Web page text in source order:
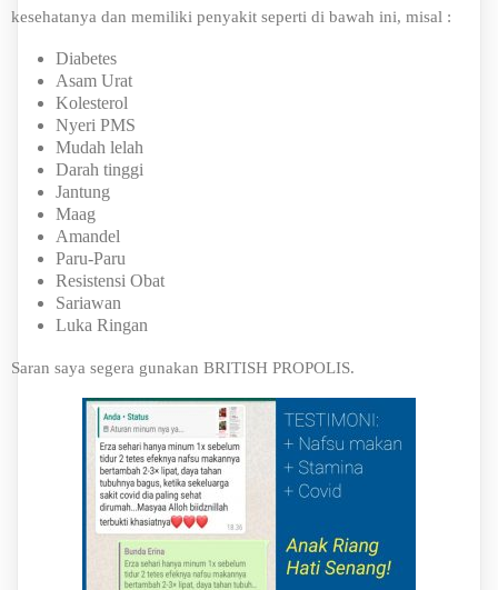
kesehatanya dan memiliki penyakit seperti di bawah ini, misal :
Diabetes
Asam Urat
Kolesterol
Nyeri PMS
Mudah lelah
Darah tinggi
Jantung
Maag
Amandel
Paru-Paru
Resistensi Obat
Sariawan
Luka Ringan
Saran saya segera gunakan BRITISH PROPOLIS.